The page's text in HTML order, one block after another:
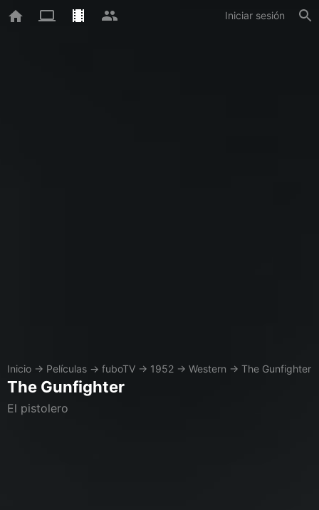
Iniciar sesión
Inicio → Películas → fuboTV → 1952 → Western → The Gunfighter
The Gunfighter
El pistolero